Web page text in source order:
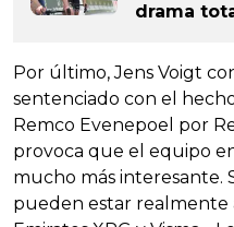
drama
Por último, Jens Voigt
sentenciado con el
Remco Evenepoel por
provoca que el equipo
mucho más interesante.
pueden estar realmente